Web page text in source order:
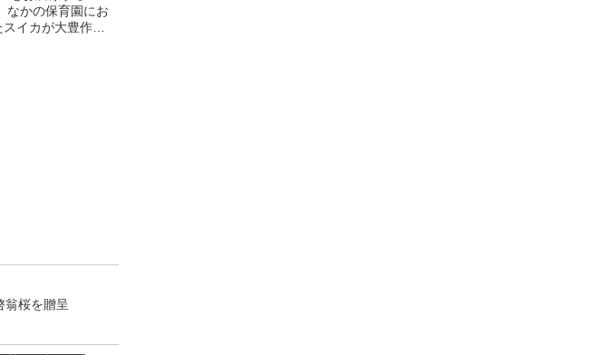
なかの保育園にお
イカが大豊作！
桜を贈呈